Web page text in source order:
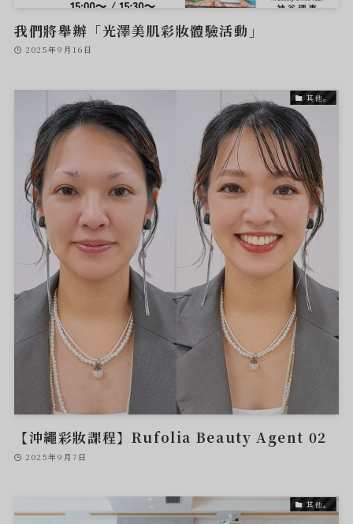
我們將舉辦「光澤美肌彩妝體驗活動」
2025年9月16日
其他。
【沖繩彩妝課程】Rufolia Beauty Agent 02
2025年9月7日
其他。